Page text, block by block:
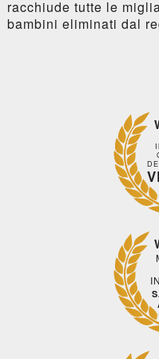
racchiude tutte le
bambini eliminati dal